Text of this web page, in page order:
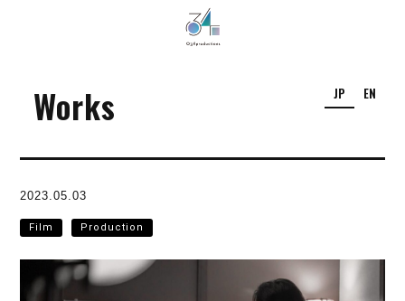
Works JP EN
2023.05.03
Film Production